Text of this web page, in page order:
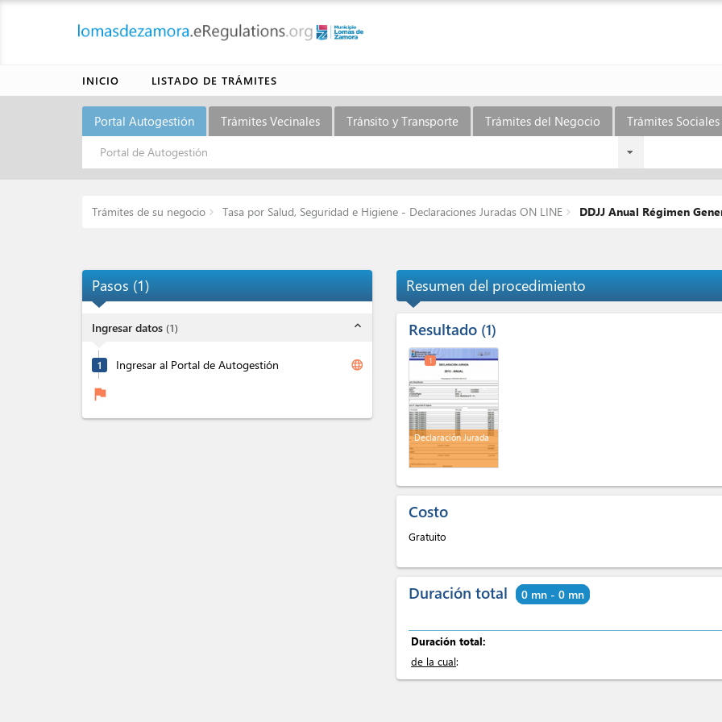
INICIO LISTADO DE TRÁMITES
Portal Autogestión Trámites Vecinales Tránsito y Transporte Trámites del Negocio Trámites
Portal de Autogestión
Trámites de su negocio Tasa por Salud, Seguridad e Higiene - Declaraciones Juradas ON LINE DDJJ Anual Régimen
Pasos (1)
Ingresar datos (1) expand_less
1 Ingresar al Portal de Autogestión language
flag
Resumen del procedimiento
Resultado 1
Declaración Jurada
1
Costo
Gratuito
Duración total 0 mn - 0 mn
Duración total:
de la cual: